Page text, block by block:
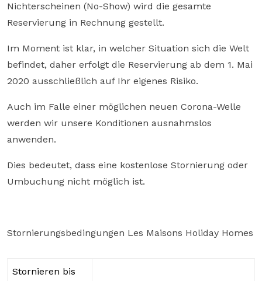
Nichterscheinen (No-Show) wird die gesamte
Reservierung in Rechnung gestellt.
Im Moment ist klar, in welcher Situation sich die Welt
befindet, daher erfolgt die Reservierung ab dem 1. Mai
2020 ausschließlich auf Ihr eigenes Risiko.
Auch im Falle einer möglichen neuen Corona-Welle
werden wir unsere Konditionen ausnahmslos
anwenden.
Dies bedeutet, dass eine kostenlose Stornierung oder
Umbuchung nicht möglich ist.
Stornierungsbedingungen Les Maisons Holiday Homes
Stornieren bis